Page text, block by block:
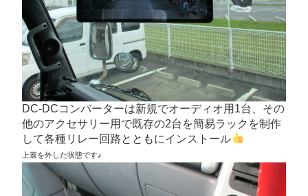
DC‐DCコンバーターは新規でオーディオ用1台、その
他のアクセサリー用で既存の2台を簡易ラックを制作
して各種リレー回路とともにインストール
上蓋を外した状態です♪